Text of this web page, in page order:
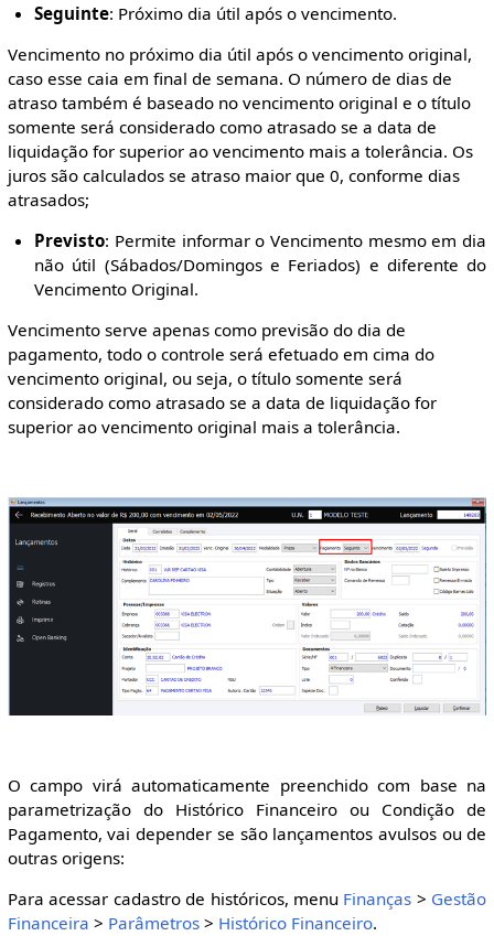
Seguinte: Próximo dia útil após o vencimento.
Vencimento no próximo dia útil após o vencimento original,
caso esse caia em final de semana. O número de dias de
atraso também é baseado no vencimento original e o título
somente será considerado como atrasado se a data de
liquidação for superior ao vencimento mais a tolerância. Os
juros são calculados se atraso maior que 0, conforme dias
atrasados;
Previsto: Permite informar o Vencimento mesmo em dia
não útil (Sábados/Domingos e Feriados) e diferente do
Vencimento Original.
Vencimento serve apenas como previsão do dia de
pagamento, todo o controle será efetuado em cima do
vencimento original, ou seja, o título somente será
considerado como atrasado se a data de liquidação for
superior ao vencimento original mais a tolerância.
O campo virá automaticamente preenchido com base na
parametrização do Histórico Financeiro ou Condição de
Pagamento, vai depender se são lançamentos avulsos ou de
outras origens:
Para acessar cadastro de históricos, menu Finanças > Gestão
Financeira > Parâmetros> Histórico Financeiro.